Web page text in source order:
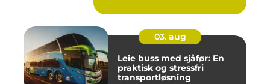
03. aug
Leie buss med sjåfør: En
praktisk og stressfri
transportløsning